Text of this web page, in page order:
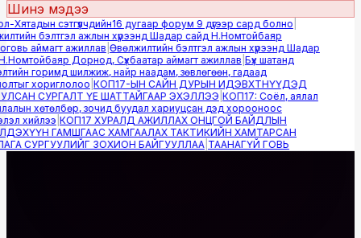
Шинэ мэдээ
сэтгүүлчдийн16 дугаар форум 9 дүгээр сард болно|
бэлтгэл ажлын хүрээнд Шадар сайд Н.Номтойбаяр
аймагт ажиллав|Өвөлжилтийн бэлтгэл ажлын хүрээнд Шадар
Дорнод, Сүхбаатар аймагт ажиллав|Бүх шатанд
горимд шилжиж, найр наадам, зөвлөгөөн, гадаад
хориглолоо|КОП17-ЫН САЙН ДУРЫН ИДЭВХТНҮҮДЭД
СУРГАЛТ ҮЕ ШАТТАЙГААР ЭХЭЛЛЭЭ|КОП17: Соёл, аялал
хөтөлбөр, зочид буудал хариуцсан дэд хорооноос
хийлээ|КОП17 ХУРАЛД АЖИЛЛАХ ОНЦГОЙ БАЙДЛЫН
ГАМШГААС ХАМГААЛАХ ТАКТИКИЙН ХАМТАРСАН
СУРГУУЛИЙГ ЗОХИОН БАЙГУУЛЛАА|ТААНАГҮЙ ГОВЬ